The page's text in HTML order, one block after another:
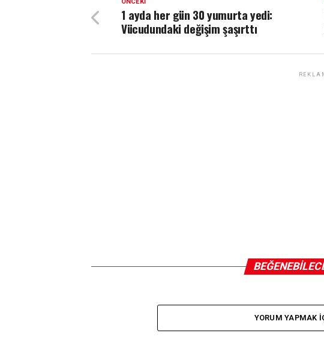
ÖNCEKI
1 ayda her gün 30 yumurta yedi:
Vücudundaki değişim şaşırttı
YORUM YAPMAK